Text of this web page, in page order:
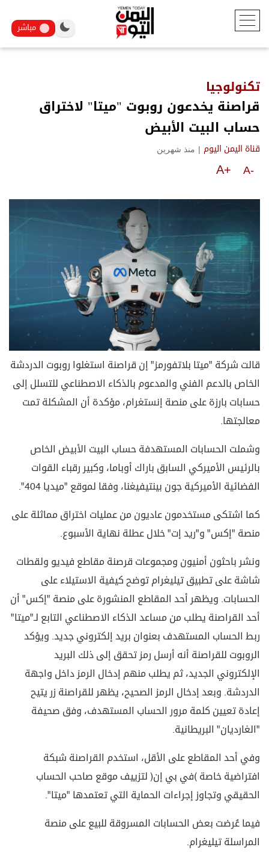
مباشر
تكنولوجيا
قراصنة يخدعون روبوت "ميتا" لاختراق
حساب البيت الأبيض
قناة اليمن اليوم | منذ شهرين
A-
A+
قالت شركة "ميتا بلاتفورمز" إن قراصنة استغلوا روبوت الدردشة
الخاص بالدعم الفني والمدعوم بالذكاء الاصطناعي للتسلل إلى
حسابات بارزة على منصة إنستغرام، مؤكدة أن المشكلة تمت
معالجتها.
وشملت الحسابات المستهدفة حساب البيت الأبيض الخاص
بالرئيس الأميركي السابق باراك أوباما، وكبير رقباء القوات
الفضائية الأميركية جون بينتيفيغنا، وفقا لموقع "ميديا 404".
كما اشتكى مستخدمون عاديون من عمليات اختراق مماثلة على
منصة "إكس" و"ريد إت" خلال عطلة نهاية الأسبوع.
ونشر باحثون أمنيون ومجموعات قرصنة مقاطع فيديو ولقطات
شاشة على تطبيق تيليغرام توضح كيفية الاستيلاء على
الحسابات. ويظهر أحد المقاطع المنشورة على منصة "إكس" أن
أحد القراصنة يطلب من مساعد الذكاء الاصطناعي التابع لـ"ميتا"
ربط الحساب المستهدف بعنوان بريد إلكتروني جديد. ويؤكد
الروبوت للقراصنة أنه أرسل رمز تحقق إلى ذلك البريد
الإلكتروني الجديد، ثم يطلب منهم إدخال الرمز داخل واجهة
الدردشة. وبعد إدخال الرمز الصحيح، يظهر للقراصنة زر يتيح
إعادة تعيين كلمة مرور الحساب المستهدف، وفق صحيفة
"الغارديان" البريطانية.
وفي أحد المقاطع على الأقل، استخدم القراصنة شبكة
افتراضية خاصة (في بي إن) لتزييف موقع صاحب الحساب
الحقيقي وتجاوز إجراءات الحماية التي تعتمدها "ميتا".
فيما عُرضت بعض الحسابات المسروقة للبيع على منصة
المراسلة تيليغرام.